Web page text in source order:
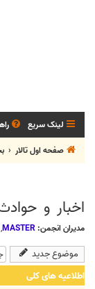
لینک سریع
صفحه اول تالار
اخبار و
مدیران انجمن: MASTER
,
موضوع جدید
اطلاعیه های کلی